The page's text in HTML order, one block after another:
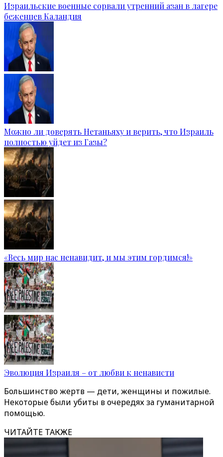
Израильские военные сорвали утренний азан в лагере
беженцев Каландия
Можно ли доверять Нетаньяху и верить, что Израиль
полностью уйдет из Газы?
«Весь мир нас ненавидит, и мы этим гордимся!»
Эволюция Израиля – от любви к ненависти
Большинство жертв — дети, женщины и пожилые.
Некоторые были убиты в очередях за гуманитарной
помощью.
ЧИТАЙТЕ ТАКЖЕ